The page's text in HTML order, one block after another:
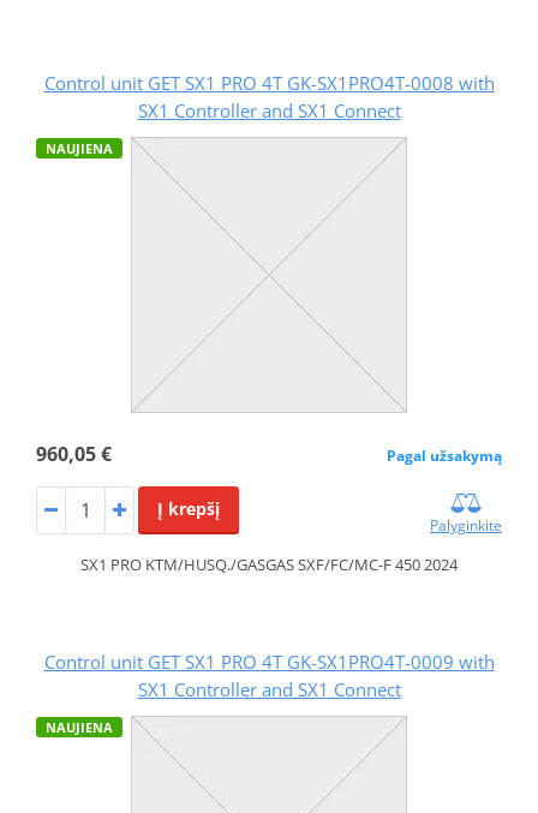
Control unit GET SX1 PRO 4T GK-SX1PRO4T-0008 with
SX1 Controller and SX1 Connect
NAUJIENA
960,05 € Pagal užsakymą
Į krepšį
Palyginkite
SX1 PRO KTM/HUSQ./GASGAS SXF/FC/MC-F 450 2024
Control unit GET SX1 PRO 4T GK-SX1PRO4T-0009 with
SX1 Controller and SX1 Connect
NAUJIENA